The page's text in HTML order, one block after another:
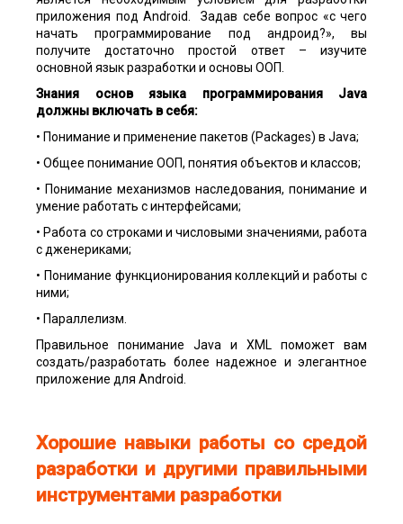
приложения под Android. Задав себе вопрос «с чего
начать программирование под андроид?», вы
получите достаточно простой ответ – изучите
основной язык разработки и основы ООП.
Знания основ языка программирования Java
должны включать в себя:
• Понимание и применение пакетов (Packages) в Java;
• Общее понимание ООП, понятия объектов и классов;
• Понимание механизмов наследования, понимание и
умение работать с интерфейсами;
• Работа со строками и числовыми значениями, работа
с дженериками;
• Понимание функционирования коллекций и работы с
ними;
• Параллелизм.
Правильное понимание Java и XML поможет вам
создать/разработать более надежное и элегантное
приложение для Android.
Хорошие навыки работы со средой
разработки и другими правильными
инструментами разработки